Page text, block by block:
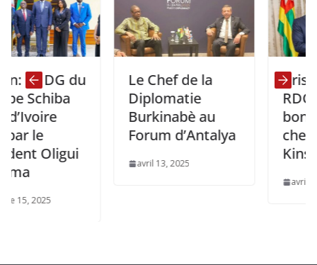
du
Le Chef de la
Diplomatie
Burkinabè au
Forum d’Antalya
avril 13, 2025
Crise
RDC :
bons
chef de
Kinshasa
avril 17, 2025